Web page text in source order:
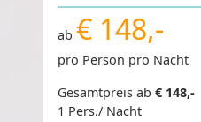
ab € 148,-
pro Person pro Nacht
Gesamtpreis ab € 148,-
1 Pers./ Nacht